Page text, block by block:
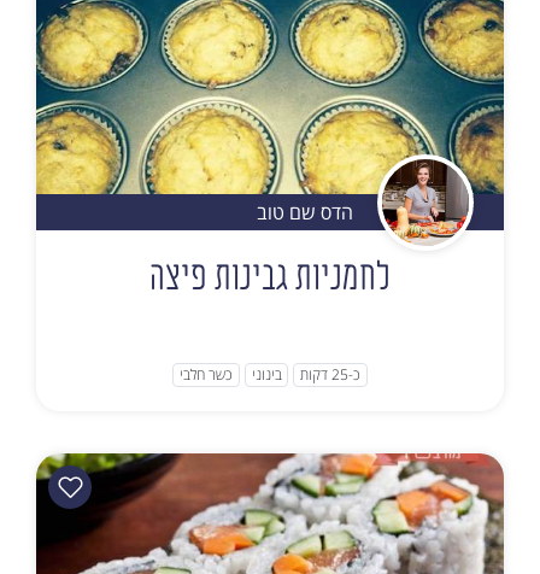
הדס שם טוב
לחמניות גבינות פיצה
כ-25 דקות בינוני כשר חלבי